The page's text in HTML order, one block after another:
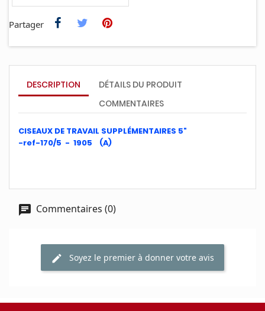
Partager
DESCRIPTION
DÉTAILS DU PRODUIT
COMMENTAIRES
CISEAUX DE TRAVAIL SUPPLÉMENTAIRES 5"
-ref-170/5 - 1905 (A)
Commentaires (0)
Soyez le premier à donner votre avis